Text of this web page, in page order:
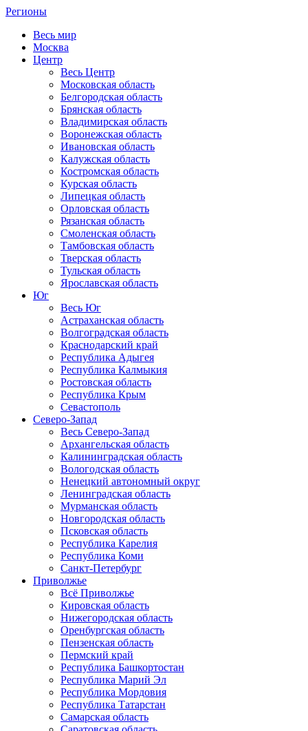
Регионы
Весь мир
Москва
Центр
Весь Центр
Московская область
Белгородская область
Брянская область
Владимирская область
Воронежская область
Ивановская область
Калужская область
Костромская область
Курская область
Липецкая область
Орловская область
Рязанская область
Смоленская область
Тамбовская область
Тверская область
Тульская область
Ярославская область
Юг
Весь Юг
Астраханская область
Волгоградская область
Краснодарский край
Республика Адыгея
Республика Калмыкия
Ростовская область
Республика Крым
Севастополь
Северо-Запад
Весь Северо-Запад
Архангельская область
Калининградская область
Вологодская область
Ненецкий автономный округ
Ленинградская область
Мурманская область
Новгородская область
Псковская область
Республика Карелия
Республика Коми
Санкт-Петербург
Приволжье
Всё Приволжье
Кировская область
Нижегородская область
Оренбургская область
Пензенская область
Пермский край
Республика Башкортостан
Республика Марий Эл
Республика Мордовия
Республика Татарстан
Самарская область